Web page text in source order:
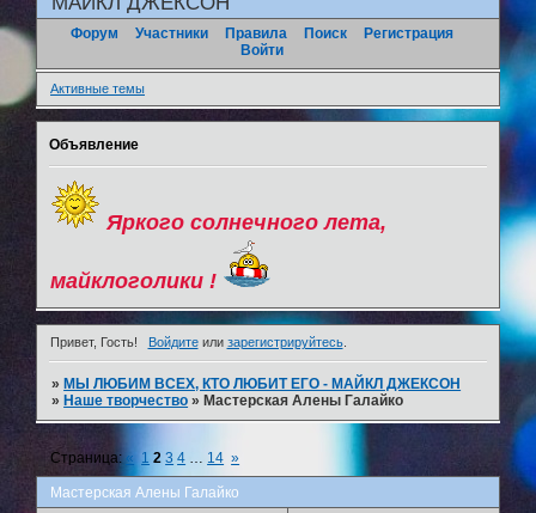
Форум Участники Правила Поиск
Регистрация
Войти
Активные темы
Объявление
Яркого солнечного лета,
майклоголики !
Привет, Гость! Войдитеили зарегистрируйтесь.
»МЫ ЛЮБИМ ВСЕХ, КТО ЛЮБИТ ЕГО - МАЙКЛ ДЖЕКСОН
»Наше творчество »Мастерская Алены Галайко
Мастерская Алены Галайко
Страница:« 1 2 3 4 14 »